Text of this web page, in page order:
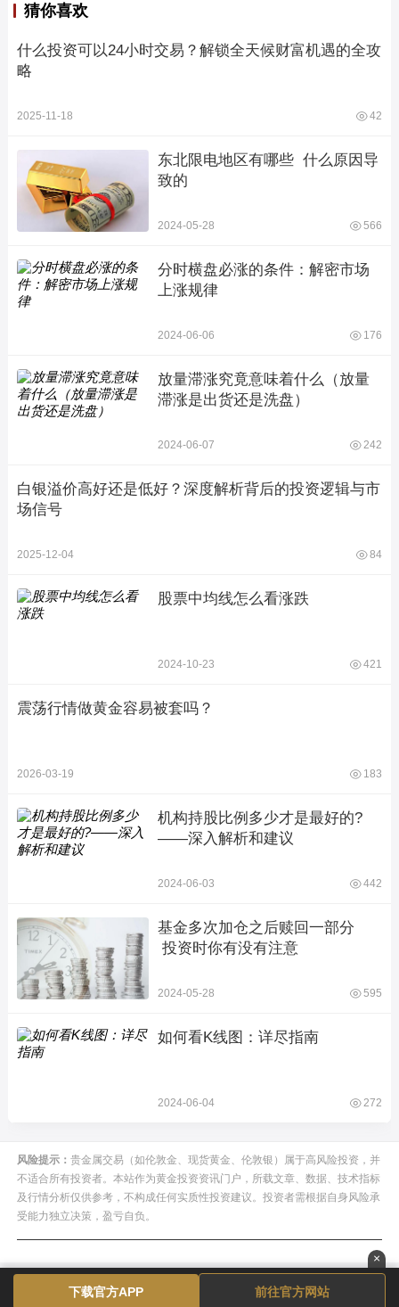
猜你喜欢
什么投资可以24小时交易？解锁全天候财富机遇的全攻
略
2025-11-18 42
东北限电地区有哪些  什么原因导
致的
2024-05-28 566
分时横盘必涨的条件：解密市场
上涨规律
2024-06-06 176
放量滞涨究竟意味着什么（放量
滞涨是出货还是洗盘）
2024-06-07 242
白银溢价高好还是低好？深度解析背后的投资逻辑与市
场信号
2025-12-04 84
股票中均线怎么看涨跌
2024-10-23 421
震荡行情做黄金容易被套吗？
2026-03-19 183
机构持股比例多少才是最好的?
——深入解析和建议
2024-06-03 442
基金多次加仓之后赎回一部分
投资时你有没有注意
2024-05-28 595
如何看K线图：详尽指南
2024-06-04 272
风险提示： 贵金属交易（如伦敦金、现货黄金、伦敦银）属于高风险投资，并
不适合所有投资者。本站作为黄金投资资讯门户，所载文章、数据、技术指标
及行情分析仅供参考，不构成任何实质性投资建议。投资者需根据自身风险承
受能力独立决策，盈亏自负。
×
下载官方APP 前往官方网站